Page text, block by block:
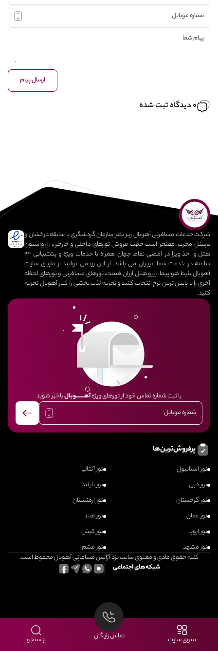
ارسال پیام
0 دیدگاه ثبت شده
شرکت خدمات مسافرتی آهوبال زیر نظر سازمان گردشگری با سابقه درخشان و
پرسنل مجرب، مفتخر است جهت فروش تورهای داخلی و خارجی، رزرواسیون
هتل و اخذ ویزا در اقصی نقاط جهان همراه با خدمات ویژه و پشتیبانی 24
ساعته در خدمت شما عزیزان می باشد. از این رو می توانید از طریق سایت
آهوبال بلیط هواپیما، رزرو هتل ارزان قیمت، تورهای مسافرتی و تورهای لحظه
آخری را با پایین ترین نرخ انتخاب کنید و تجربه لذت بخشی را کنار آهوبال تجربه
کنید.
با ثبت شماره تماس خود از تورهای ویژهآهــــــــوبالباخبر شوید
پرفروش‌ترین‌ها
تور استانبول
تور آنتالیا
تور دبی
تور تایلند
تور گرجستان
تور ارمنستان
تور عمان
تور هند
تور اروپا
تور کیش
تور مشهد
تور قشم
کلیه حقوق مادی و معنوی سایت نزد آژانس مسافرتی آهوبال محفوظ است.
شبکه‌های اجتماعی
منوی سایت تماس رایگان جستجو